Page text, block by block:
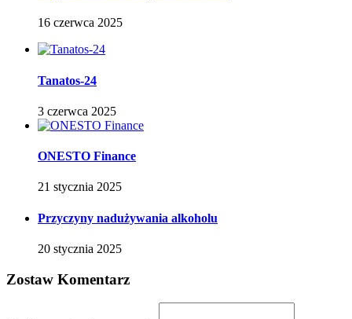
16 czerwca 2025
Tanatos-24
3 czerwca 2025
ONESTO Finance
21 stycznia 2025
Przyczyny nadużywania alkoholu
20 stycznia 2025
Zostaw Komentarz